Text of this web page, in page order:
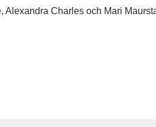
Alexandra Charles och Mari